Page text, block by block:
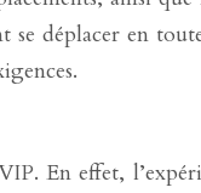
se déplacer en
En effet,